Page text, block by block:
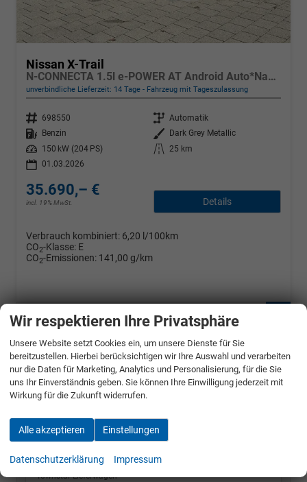
Nissan X-Trail
N-CONNECTA 1.5l e-POWER AT Android Auto*Navi*SHZ*3Z Klimaauto*360°*ACC*E-Heck
unverbindliche Lieferzeit: 14 Tage Fahrzeug mit Tageszulassung
Fahrzeugnr. 698550 Getriebe Automatik
Kraftstoff
Benzin Außenfarbe
Dark Grey Metallic
Leistung
150 kW (204 PS) Kilometerstand
25 km
01.03.2026
35.690,– €
incl. 19% MwSt. Details
Verbrauch kombiniert: 6,20 l/100km
CO2-Klasse: E
CO2-Emissionen: 141,00 g/km
LAGER & VORLAUFFAHRZEUGE BLIESKASTEL
LAGER & VORLAUFFAHRZEUGE AUSSENLAGER
Citroën
Hyundai
Townstar Lieferwagen
Wir respektieren Ihre Privatsphäre
Unsere Website setzt Cookies ein, um unsere Dienste für Sie
bereitzustellen. Hierbei berücksichtigen wir Ihre Auswahl und verarbeiten
nur die Daten für Marketing, Analytics und Personalisierung, für die Sie
uns Ihr Einverständnis geben. Sie können Ihre Einwilligung jederzeit mit
Wirkung für die Zukunft widerrufen.
Alle akzeptieren Einstellungen
Datenschutzerklärung Impressum